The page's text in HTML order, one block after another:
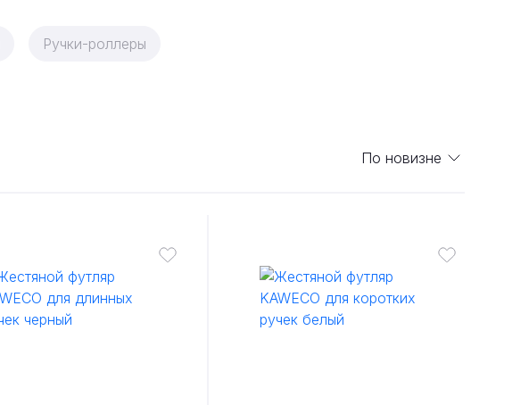
Ручки-роллеры
По новизне